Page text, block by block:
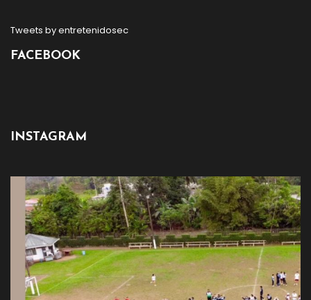
Tweets by entretenidosec
FACEBOOK
INSTAGRAM